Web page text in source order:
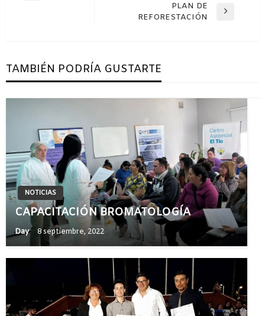
PLAN DE
REFORESTACIÓN
TAMBIÉN PODRÍA GUSTARTE
NOTICIAS
CAPACITACIÓN BROMATOLOGÍA
Day 8 septiembre, 2022